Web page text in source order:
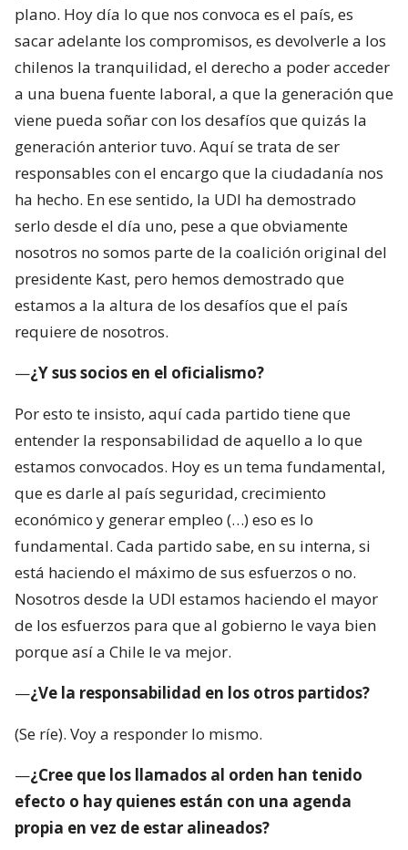
plano. Hoy día lo que nos convoca es el país, es
sacar adelante los compromisos, es devolverle a los
chilenos la tranquilidad, el derecho a poder acceder
a una buena fuente laboral, a que la generación que
viene pueda soñar con los desafíos que quizás la
generación anterior tuvo. Aquí se trata de ser
responsables con el encargo que la ciudadanía nos
ha hecho. En ese sentido, la UDI ha demostrado
serlo desde el día uno, pese a que obviamente
nosotros no somos parte de la coalición original del
presidente Kast, pero hemos demostrado que
estamos a la altura de los desafíos que el país
requiere de nosotros.
—¿Y sus socios en el oficialismo?
Por esto te insisto, aquí cada partido tiene que
entender la responsabilidad de aquello a lo que
estamos convocados. Hoy es un tema fundamental,
que es darle al país seguridad, crecimiento
económico y generar empleo (…) eso es lo
fundamental. Cada partido sabe, en su interna, si
está haciendo el máximo de sus esfuerzos o no.
Nosotros desde la UDI estamos haciendo el mayor
de los esfuerzos para que al gobierno le vaya bien
porque así a Chile le va mejor.
—¿Ve la responsabilidad en los otros partidos?
(Se ríe). Voy a responder lo mismo.
—¿Cree que los llamados al orden han tenido
efecto o hay quienes están con una agenda
propia en vez de estar alineados?